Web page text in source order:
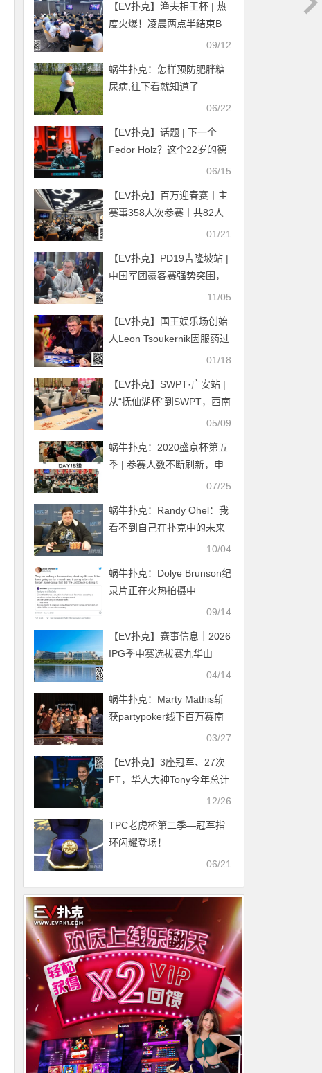
【EV扑克】渔夫相王杯 | 热
度火爆！凌晨两点半结束B
组，主赛共计472人参赛，
09/12
蜗牛扑克：怎样预防肥胖糖
尿病,往下看就知道了
06/22
【EV扑克】话题 | 下一个
Fedor Holz？这个22岁的德
国人将在WSOP上大展拳脚
06/15
【EV扑克】百万迎春赛丨主
赛事358人次参赛丨共82人
晋级复赛 太阳339500记分
领跑C+组
01/21
【EV扑克】PD19吉隆坡站 |
中国军团豪客赛强势突围，
11/05
【EV扑克】国王娱乐场创始
人Leon Tsoukernik因服药过
量正在就医，目前情况危急
01/18
【EV扑克】SWPT·广安站 |
从“抚仙湖杯”到SWPT，西南
扑克标杆赛事华丽升级，首
馈赛冠军
05/09
蜗牛扑克：2020盛京杯第五
季 | 参赛人数不断刷新，申
龙浩技压群雄成为B组CL07/25
蜗牛扑克：Randy Ohel：我
看不到自己在扑克中的未来
10/04
蜗牛扑克：Dolye Brunson纪
录片正在火热拍摄中
09/14
【EV扑克】赛事信息｜2026
IPG季中赛选拔赛九华山
站：酒店预订4月17日14:00
04/14
蜗牛扑克：Marty Mathis斩
获partypoker线下百万赛南
03/27
【EV扑克】3座冠军、27次
FT，华人大神Tony今年总计
斩获670W刀！只能用一个
12/26
TPC老虎杯第二季—冠军指
环闪耀登场！
06/21